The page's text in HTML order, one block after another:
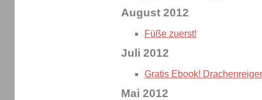
August 2012
Füße zuerst!
Juli 2012
Gratis Ebook!
Mai 2012